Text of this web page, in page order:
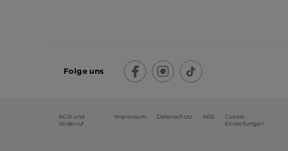
Folge uns
AGB und
Widerruf
Impressum Datenschutz AEB
Cookie-
Einstellungen